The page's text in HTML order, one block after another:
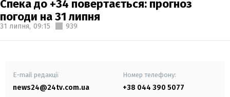
Спека до +34 повертається: прогноз
погоди на 31 липня
31 липня, 09:15 939
E-mail редакції
news24@24tv.com.ua
Номер телефону:
+38 044 390 5077